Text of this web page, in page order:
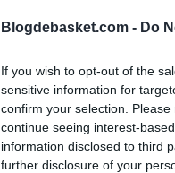
Blogdebasket.com - Do
If you wish to opt-out of the
sensitive information for
confirm your selection.
continue seeing interest-
information disclosed to third
further disclosure of your